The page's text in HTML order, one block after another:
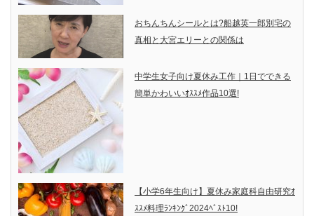
おちんちんシールとは?船越英一郎別宅の
真相と大宮エリーとの関係は
中学生女子向け夏休み工作｜1日でできる
簡単かわいいｵｽｽﾒ作品10選!
【小学6年生向け】夏休み家庭科自由研究ｵ
ｽｽﾒ料理ﾗﾝｷﾝｸﾞ2024ﾍﾞｽﾄ10!